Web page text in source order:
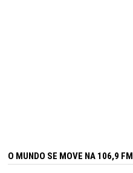
O MUNDO SE MOVE NA 106,9 FM